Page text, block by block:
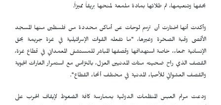
بحفها وتنعيمها، ثم طلائها بمادة ملمعة لمنحها بريقاً مميزاً.
وأكدت أنها اختارت أن ترسم لوحات عن أماكن محددة من فلسطين منها المسجد
الأقصى وقبة الصخرة وغيرها، "ما تفعله القوات الإسرائيلية في غزة جريمة بحق
الإنسانية جمعاء، خاصة استهدافها وقصفها المباشر للمستشفى المعمداني في قطاع غزة،
القصف الذي راح ضحيته مئات المدنيين العزل، بالتزامن مع استمرار الغارات الجوية
والقصف العشوائي للأحياء المدنية في مختلف أنحاء القطاع".
ودعت مرام العبس المنظمات الدولية بممارسة كافة الضغوط لإيقاف الحرب على